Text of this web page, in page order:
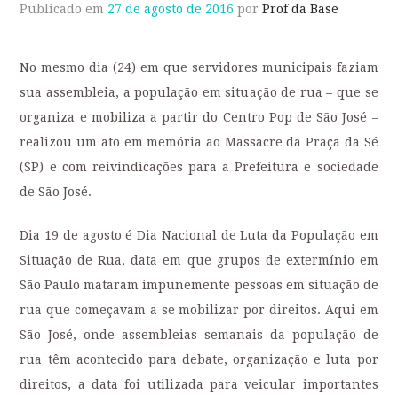
Publicado em 27 de agosto de 2016 porProf da Base
No mesmo dia (24) em que servidores municipais faziam
sua assembleia, a população em situação de rua – que se
organiza e mobiliza a partir do Centro Pop de São José –
realizou um ato em memória ao Massacre da Praça da Sé
(SP) e com reivindicações para a Prefeitura e sociedade
de São José.
Dia 19 de agosto é Dia Nacional de Luta da População em
Situação de Rua, data em que grupos de extermínio em
São Paulo mataram impunemente pessoas em situação de
rua que começavam a se mobilizar por direitos. Aqui em
São José, onde assembleias semanais da população de
rua têm acontecido para debate, organização e luta por
direitos, a data foi utilizada para veicular importantes